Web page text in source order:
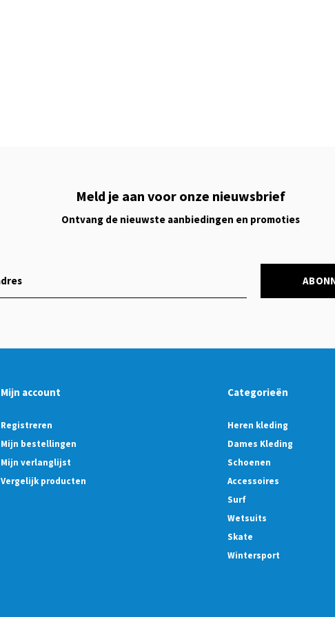
Meld je aan voor onze nieuwsbrief
Ontvang de nieuwste aanbiedingen en promoties
Mijn account
Registreren
Mijn bestellingen
Mijn verlanglijst
Vergelijk producten
Categorieën
Heren kleding
Dames Kleding
Schoenen
Accessoires
Surf
Wetsuits
Skate
Wintersport